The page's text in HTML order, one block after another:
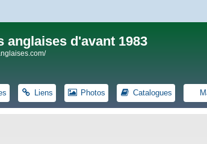
anglaises d'avant 1983
Liens Photos Catalogues